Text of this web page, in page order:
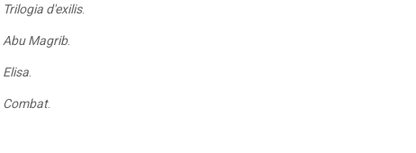
Trilogia d'exilis.
Abu Magrib.
Elisa.
Combat.